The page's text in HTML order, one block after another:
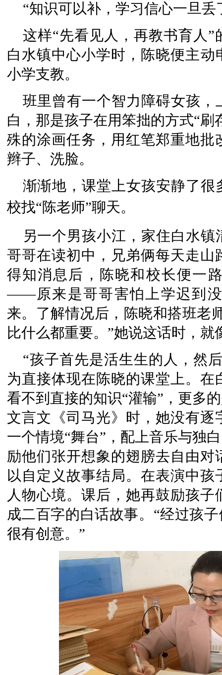
“知识可以补，学习信心一旦
这样“先看见人，再教书育人
白水镇中心小学时，陈晓便主
小学支教。
班里曾有一个智力障碍女孩
白，那是孩子在用笨拙的方式“
殊的涂画任务，用红笔郑重地
辫子、洗脸。
渐渐地，课堂上女孩安静了
校找“陈老师”聊天。
另一个男孩小江，家住白水
哥哥在读初中，兄弟俩每天走
得知消息后，陈晓和校长便一
——原来是哥哥害怕上学迟到
来。了解情况后，陈晓和搭班老
比什么都重要。”她说这话时，就
“孩子首先是活生生的人，然
为直接体现在陈晓的课堂上。
看不到直接的知识“灌输”，更多
文言文《司马光》时，她没有
一个情境“舞台”，配上音乐与独
励他们张开想象的翅膀去自由
以自定义故事结局。在表演中
人物心境。课后，她再鼓励孩
成二百字的白话故事。“经过孩
很有创意。”